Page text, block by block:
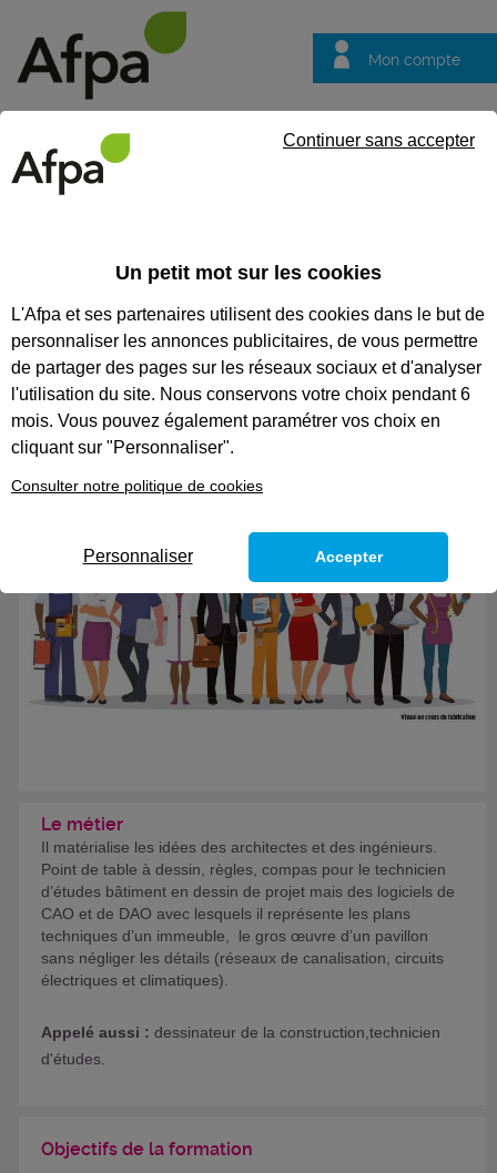
Mon compte
questions
CODES
TECHNICIEN D'ÉTUDES DU
BÂTIMENT EN DESSIN DE
PROJET
Formation certifiante
Le métier
Il matérialise les idées des architectes et des ingénieurs.
Point de table à dessin, règles, compas pour le technicien
d’études bâtiment en dessin de projet mais des logiciels de
CAO et de DAO avec lesquels il représente les plans
techniques d’un immeuble, le gros œuvre d’un pavillon
sans négliger les détails (réseaux de canalisation, circuits
électriques et climatiques).
Appelé aussi : dessinateur de la construction,technicien
d'études.
Objectifs de la formation
Un petit mot sur les cookies
L'Afpa et ses partenaires utilisent des cookies dans le but de
personnaliser les annonces publicitaires, de vous permettre
de partager des pages sur les réseaux sociaux et d'analyser
l'utilisation du site. Nous conservons votre choix pendant 6
mois. Vous pouvez également paramétrer vos choix en
cliquant sur "Personnaliser".
Consulter notre politique de cookies
Continuer sans accepter
Personnaliser Accepter